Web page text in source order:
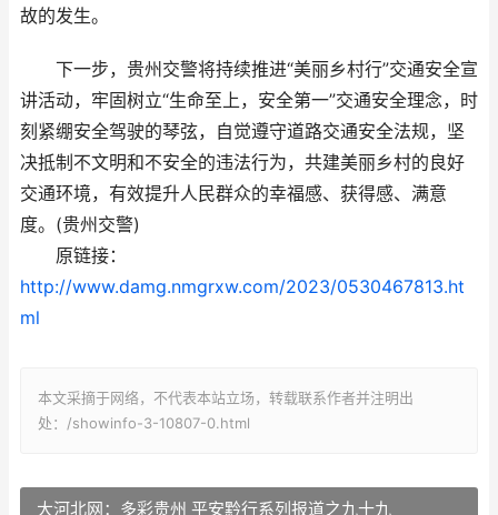
故的发生。
下一步，贵州交警将持续推进“美丽乡村行”交通安全宣
讲活动，牢固树立“生命至上，安全第一”交通安全理念，时
刻紧绷安全驾驶的琴弦，自觉遵守道路交通安全法规，坚
决抵制不文明和不安全的违法行为，共建美丽乡村的良好
交通环境，有效提升人民群众的幸福感、获得感、满意
度。(贵州交警)
原链接：
http://www.damg.nmgrxw.com/2023/0530467813.ht
ml
本文采摘于网络，不代表本站立场，转载联系作者并注明出
处：/showinfo-3-10807-0.html
大河北网：多彩贵州 平安黔行系列报道之九十九